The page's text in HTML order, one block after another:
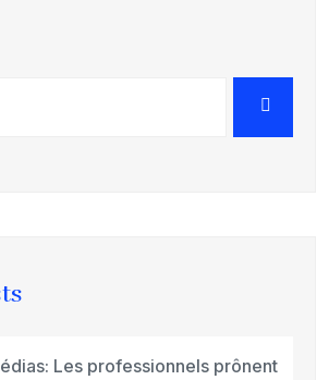
Les professionnels prônent